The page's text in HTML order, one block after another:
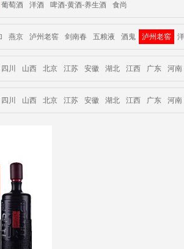
葡萄酒 洋酒 啤酒-黄酒-养生酒 食尚
燕京 泸州老窖 剑南春 五粮液 酒鬼 泸州老窖
四川 山西 北京 江苏 安徽 湖北 江西 广东 河南
四川 山西 北京 江苏 安徽 湖北 江西 广东 河南